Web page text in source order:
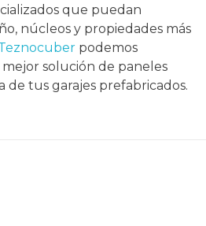
que puedan
núcleos y propiedades más
podemos
solución de paneles
de tus garajes prefabricados.